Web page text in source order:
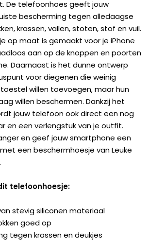
De telefoonhoes geeft jouw
bescherming tegen alledaagse
krassen, vallen, stoten, stof en vuil.
op maat is gemaakt voor je iPhone
aan op de knoppen en poorten
Daarnaast is het dunne ontwerp
voor diegenen die weinig
willen toevoegen, maar hun
willen beschermen. Dankzij het
jouw telefoon ook direct een nog
en een verlengstuk van je outfit.
en geef jouw smartphone een
een beschermhoesje van Leuke
telefoonhoesje:
stevig siliconen materiaal
goed op
tegen krassen en deukjes